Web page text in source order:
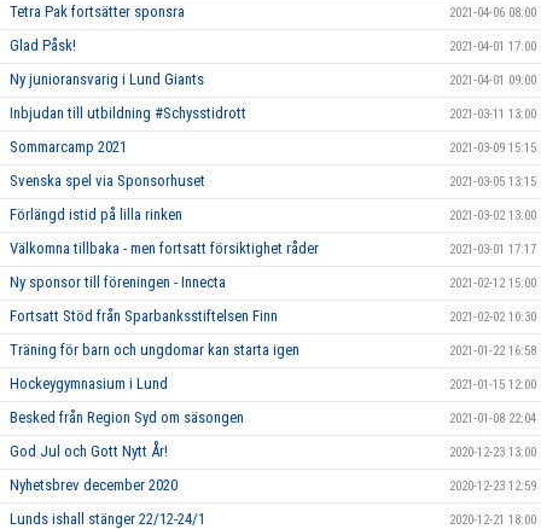
Tetra Pak fortsätter sponsra 2021-04-06 08:00
Glad Påsk! 2021-04-01 17:00
Ny junioransvarig i Lund Giants 2021-04-01 09:00
Inbjudan till utbildning #Schysstidrott 2021-03-11 13:00
Sommarcamp 2021 2021-03-09 15:15
Svenska spel via Sponsorhuset 2021-03-05 13:15
Förlängd istid på lilla rinken 2021-03-02 13:00
Välkomna tillbaka - men fortsatt försiktighet råder 2021-03-01 17:17
Ny sponsor till föreningen - Innecta 2021-02-12 15:00
Fortsatt Stöd från Sparbanksstiftelsen Finn 2021-02-02 10:30
Träning för barn och ungdomar kan starta igen 2021-01-22 16:58
Hockeygymnasium i Lund 2021-01-15 12:00
Besked från Region Syd om säsongen 2021-01-08 22:04
God Jul och Gott Nytt År! 2020-12-23 13:00
Nyhetsbrev december 2020 2020-12-23 12:59
Lunds ishall stänger 22/12-24/1 2020-12-21 18:00